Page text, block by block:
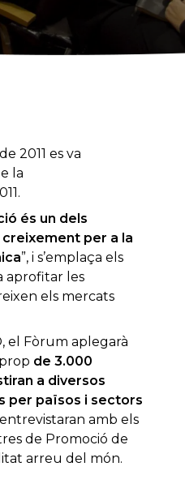
2011 es va
la
és un dels
per a la
”, i s’emplaça els
aprofitar les
els mercats
el Fòrum aplegarà
de 3.000
a diversos
per països i sectors
amb els
de Promoció de
arreu del món.